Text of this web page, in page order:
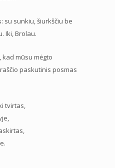
su sunkiu, šiurkščiu be
Iki, Brolau.
kad mūsu mėgto
paskutinis posmas
tvirtas,